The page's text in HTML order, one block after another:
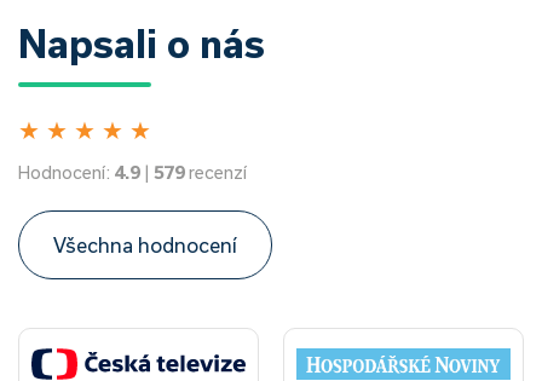
Napsali o nás
★ ★ ★ ★ ★
Hodnocení: 4.9 | 579recenzí
Všechna hodnocení